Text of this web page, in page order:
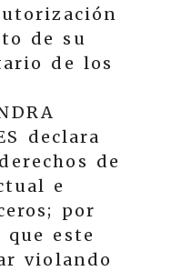
de su
de los
declara
de
e
por
este
violando